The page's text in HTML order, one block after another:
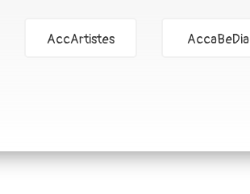
AccArtistes AccaBeDia